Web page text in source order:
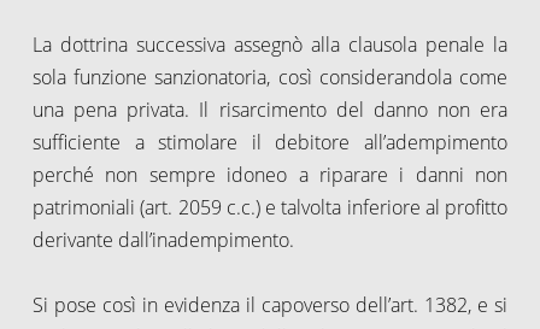
La dottrina successiva assegnò alla clausola penale la
sola funzione sanzionatoria, così considerandola come
una pena privata. Il risarcimento del danno non era
sufficiente a stimolare il debitore all’adempimento
perché non sempre idoneo a riparare i danni non
patrimoniali (art. 2059 c.c.) e talvolta inferiore al profitto
derivante dall’inadempimento.
Si pose così in evidenza il capoverso dell’art. 1382, e si